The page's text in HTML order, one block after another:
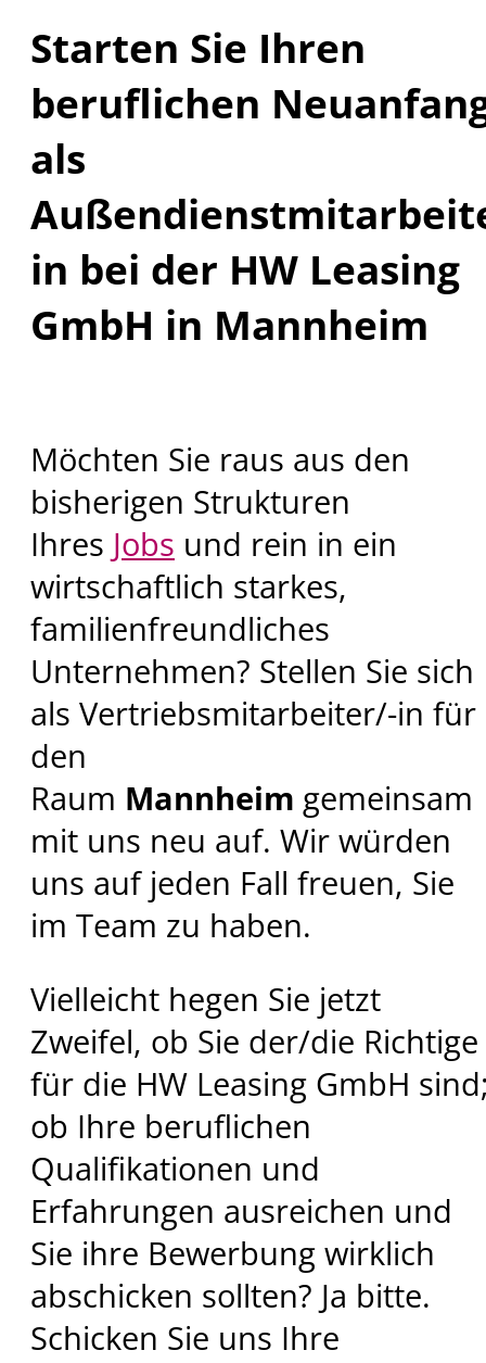
Starten Sie Ihren
beruflichen
als
in bei der HW Leasing
GmbH in Mannheim
Möchten Sie raus aus den
bisherigen Strukturen
Ihres Jobs und rein in ein
wirtschaftlich starkes,
familienfreundliches
Unternehmen? Stellen Sie sich
als Vertriebsmitarbeiter/-in für
den
Raum Mannheim gemeinsam
mit uns neu auf. Wir würden
uns auf jeden Fall freuen, Sie
im Team zu haben.
Vielleicht hegen Sie jetzt
Zweifel, ob Sie der/die Richtige
für die HW Leasing GmbH
ob Ihre beruflichen
Qualifikationen und
Erfahrungen ausreichen und
Sie ihre Bewerbung wirklich
abschicken sollten? Ja bitte.
Schicken Sie uns Ihre